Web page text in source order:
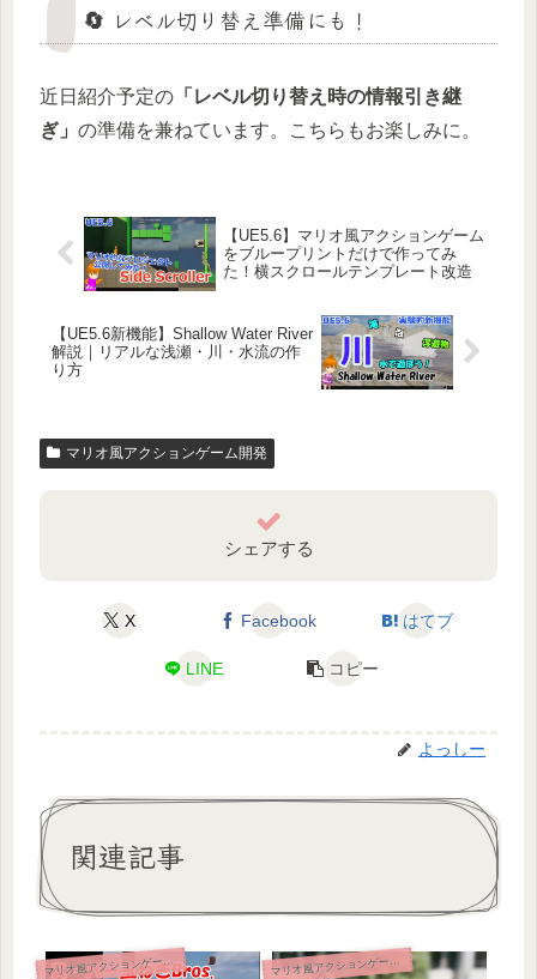
🔄 レベル切り替え準備にも！
近日紹介予定の 「レベル切り替え時の情報引き継
ぎ」 の準備を兼ねています。こちらもお楽しみに。
【UE5.6】マリオ風アクションゲーム
をブループリントだけで作ってみ
た！横スクロールテンプレート改造
【UE5.6新機能】Shallow Water River
解説｜リアルな浅瀬・川・水流の作
り方
マリオ風アクションゲーム開発
シェアする
X Facebook はてブ
LINE コピー
よっしー
関連記事
マ
リオ風アクションゲーム開発 マ
リオ風アクションゲーム開発